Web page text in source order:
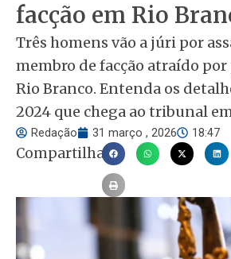
facção em Rio
Três homens vão a júri por
membro de facção atraído
Rio Branco. Entenda os
2024 que chega ao tribunal
Redação 31 março , 2026 18:47
Compartilhar